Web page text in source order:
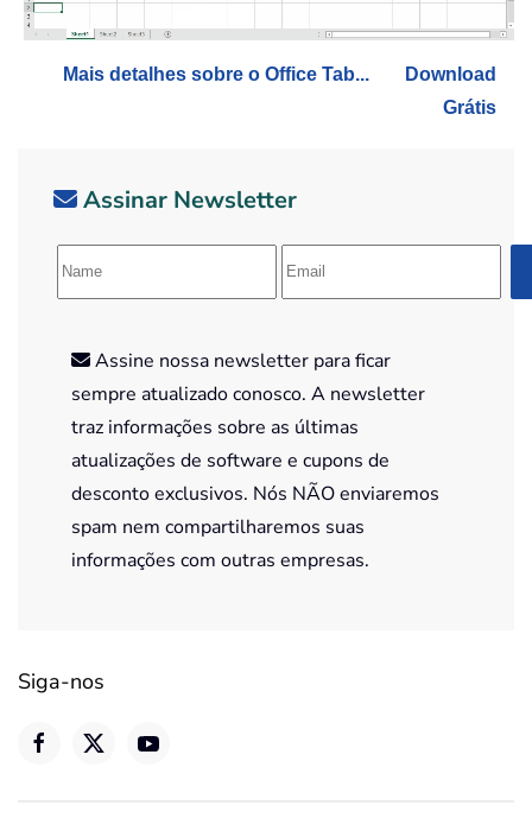
Mais detalhes sobre o Office Tab...
Download
Grátis
Assinar Newsletter
Assine nossa newsletter para ficar
sempre atualizado conosco. A newsletter
traz informações sobre as últimas
atualizações de software e cupons de
desconto exclusivos. Nós NÃO enviaremos
spam nem compartilharemos suas
informações com outras empresas.
Siga-nos